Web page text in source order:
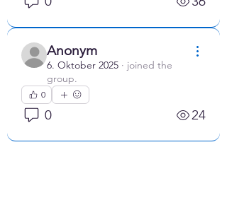
Anonym
6. Oktober 2025 · joined the
group.
0
0 24